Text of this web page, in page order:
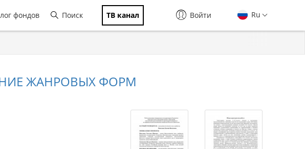
фондов Поиск ТВ канал Ru
Войти
ЖАНРОВЫХ ФОРМ